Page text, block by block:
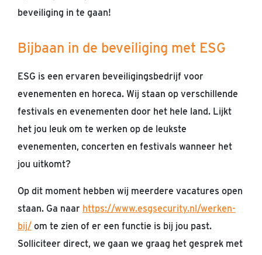
beveiliging in te gaan!
Bijbaan in de beveiliging met ESG
ESG is een ervaren beveiligingsbedrijf voor
evenementen en horeca. Wij staan op verschillende
festivals en evenementen door het hele land. Lijkt
het jou leuk om te werken op de leukste
evenementen, concerten en festivals wanneer het
jou uitkomt?
Op dit moment hebben wij meerdere vacatures open
staan. Ga naar https://www.esgsecurity.nl/werken-
bij/ om te zien of er een functie is bij jou past.
Solliciteer direct, we gaan we graag het gesprek met